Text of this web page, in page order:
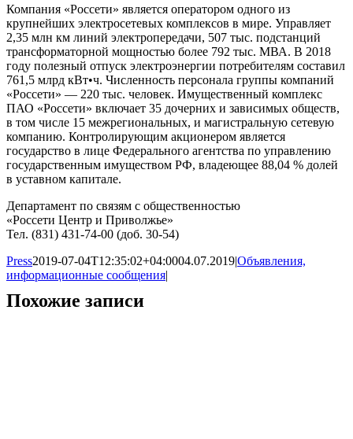
Компания «Россети» является оператором одного из
крупнейших электросетевых комплексов в мире. Управляет
2,35 млн км линий электропередачи, 507 тыс. подстанций
трансформаторной мощностью более 792 тыс. МВА. В 2018
году полезный отпуск электроэнергии потребителям составил
761,5 млрд кВт•ч. Численность персонала группы компаний
«Россети» — 220 тыс. человек. Имущественный комплекс
ПАО «Россети» включает 35 дочерних и зависимых обществ,
в том числе 15 межрегиональных, и магистральную сетевую
компанию. Контролирующим акционером является
государство в лице Федерального агентства по управлению
государственным имуществом РФ, владеющее 88,04 % долей
в уставном капитале.
Департамент по связям с общественностью
«Россети Центр и Приволжье»
Тел. (831) 431-74-00 (доб. 30-54)
Press2019-07-04T12:35:02+04:0004.07.2019|Объявления,
информационные сообщения|
Похожие записи